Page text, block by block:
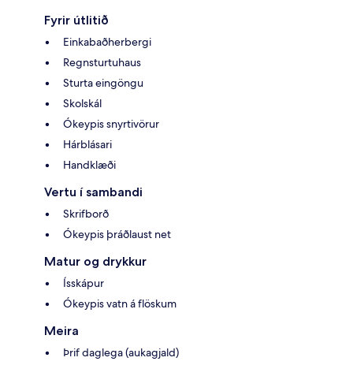
Fyrir útlitið
Einkabaðherbergi
Regnsturtuhaus
Sturta eingöngu
Skolskál
Ókeypis snyrtivörur
Hárblásari
Handklæði
Vertu í sambandi
Skrifborð
Ókeypis þráðlaust net
Matur og drykkur
Ísskápur
Ókeypis vatn á flöskum
Meira
Þrif daglega (aukagjald)